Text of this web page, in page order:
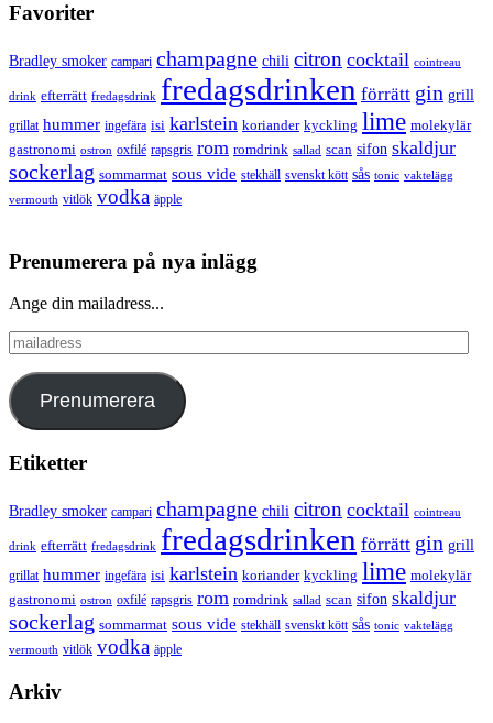
Favoriter
Bradley smoker campari champagne chili citron cocktail cointreau
drink efterrätt fredagsdrink fredagsdrinken förrätt gin grill
grillat hummer ingefära isi karlstein koriander kyckling lime molekylär
gastronomi ostron oxfilé rapsgris rom romdrink sallad scan sifon skaldjur
sockerlag sommarmat sous vide stekhäll svenskt kött sås tonic vaktelägg
vermouth vitlök vodka äpple
Prenumerera på nya inlägg
Ange din mailadress...
mailadress
Prenumerera
Etiketter
Bradley smoker campari champagne chili citron cocktail cointreau
drink efterrätt fredagsdrink fredagsdrinken förrätt gin grill
grillat hummer ingefära isi karlstein koriander kyckling lime molekylär
gastronomi ostron oxfilé rapsgris rom romdrink sallad scan sifon skaldjur
sockerlag sommarmat sous vide stekhäll svenskt kött sås tonic vaktelägg
vermouth vitlök vodka äpple
Arkiv